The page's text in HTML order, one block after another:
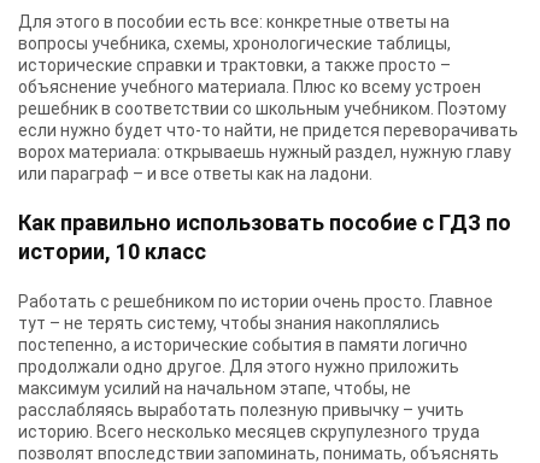
Для этого в пособии есть все: конкретные ответы на
вопросы учебника, схемы, хронологические таблицы,
исторические справки и трактовки, а также просто –
объяснение учебного материала. Плюс ко всему устроен
решебник в соответствии со школьным учебником. Поэтому
если нужно будет что-то найти, не придется переворачивать
ворох материала: открываешь нужный раздел, нужную главу
или параграф – и все ответы как на ладони.
Как правильно использовать пособие с ГДЗ по
истории, 10 класс
Работать с решебником по истории очень просто. Главное
тут – не терять систему, чтобы знания накоплялись
постепенно, а исторические события в памяти логично
продолжали одно другое. Для этого нужно приложить
максимум усилий на начальном этапе, чтобы, не
расслабляясь выработать полезную привычку – учить
историю. Всего несколько месяцев скрупулезного труда
позволят впоследствии запоминать, понимать, объяснять